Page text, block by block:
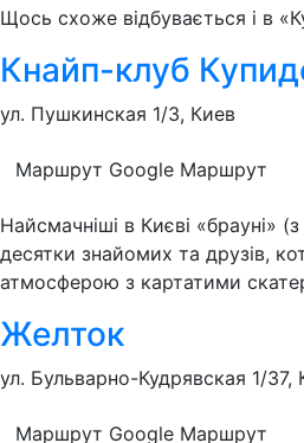
Щось схоже відбувається і в
Кнайп-клуб
ул. Пушкинская 1/3, Киев
Маршрут Google Маршрут
Найсмачніші в Києві «брауні»
десятки знайомих та друзів,
атмосферою з картатими
Желток
ул. Бульварно-Кудрявская 1/37,
Маршрут Google Маршрут